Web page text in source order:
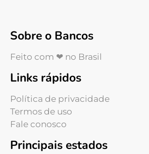
Sobre o Bancos
Feito com ❤ no Brasil
Links rápidos
Política de privacidade
Termos de uso
Fale conosco
Principais estados